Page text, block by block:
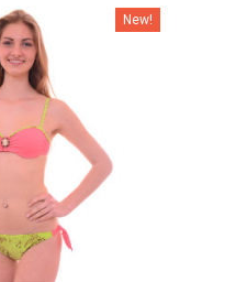
Варіант з % New!